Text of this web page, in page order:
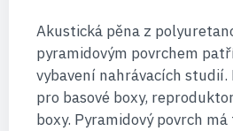
Akustická pěna z
pyramidovým povrchem
vybavení nahrávacích studií.
pro basové boxy,
boxy. Pyramidový povrch